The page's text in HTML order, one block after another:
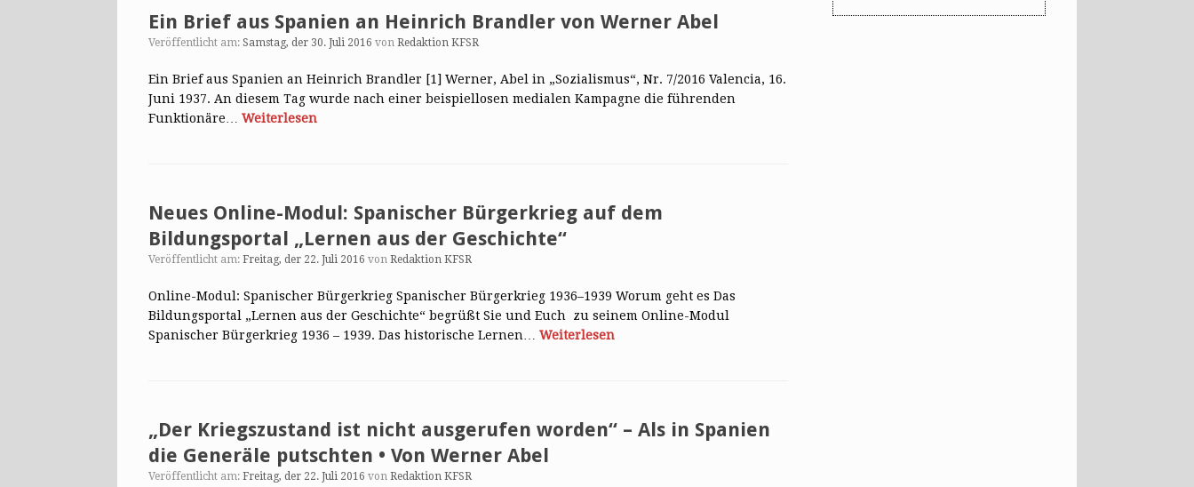
Ein Brief aus Spanien an Heinrich Brandler von Werner Abel
Veröffentlicht am: Samstag, der 30. Juli 2016 von Redaktion KFSR
Ein Brief aus Spanien an Heinrich Brandler [1] Werner, Abel in „Sozialismus“, Nr. 7/2016 Valencia, 16.
Juni 1937. An diesem Tag wurde nach einer beispiellosen medialen Kampagne die führenden
Funktionäre… Weiterlesen
Neues Online-Modul: Spanischer Bürgerkrieg auf dem
Bildungsportal „Lernen aus der Geschichte“
Veröffentlicht am: Freitag, der 22. Juli 2016 von Redaktion KFSR
Online-Modul: Spanischer Bürgerkrieg Spanischer Bürgerkrieg 1936–1939 Worum geht es Das
Bildungsportal „Lernen aus der Geschichte“ begrüßt Sie und Euch zu seinem Online-Modul
Spanischer Bürgerkrieg 1936 – 1939. Das historische Lernen… Weiterlesen
„Der Kriegszustand ist nicht ausgerufen worden“ – Als in Spanien
die Generäle putschten • Von Werner Abel
Veröffentlicht am: Freitag, der 22. Juli 2016 von Redaktion KFSR